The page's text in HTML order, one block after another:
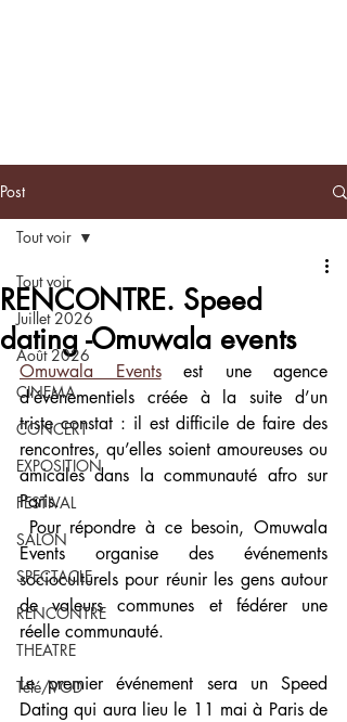
Post
Tout voir
Juillet 2026
Août 2026
CINEMA
CONCERT
EXPOSITION
FESTIVAL
SALON
SPECTACLE
RENCONTRE
THEATRE
Télé/VOD
Tout voir
RENCONTRE. Speed
dating -Omuwala events
Omuwala Events est une agence
d’événementiels créée à la suite d’un
triste constat : il est difficile de faire des
rencontres, qu’elles soient amoureuses ou
amicales dans la communauté afro sur
Paris.
Events organise des événements
socioculturels pour réunir les gens autour
de valeurs communes et fédérer une
réelle communauté.
Le premier événement sera un Speed
Dating qui aura lieu le 11 mai à Paris de